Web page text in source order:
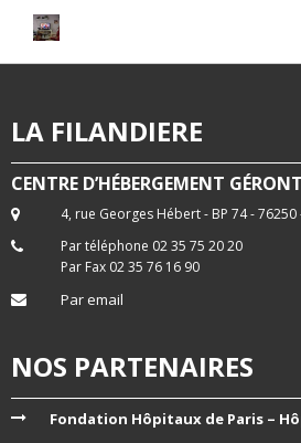
LA FILANDIERE
CENTRE D’HÉBERGEMENT
4, rue Georges Hébert - BP 74 -
Par téléphone 02 35 75 20 20
Par Fax 02 35 76 16 90
Par email
NOS PARTENAIRES
Fondation Hôpitaux de Paris –